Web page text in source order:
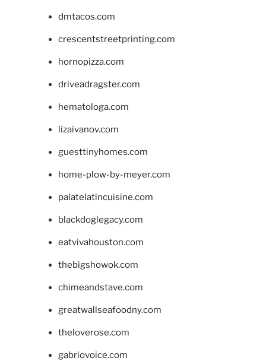
dmtacos.com
crescentstreetprinting.com
hornopizza.com
driveadragster.com
hematologa.com
lizaivanov.com
guesttinyhomes.com
home-plow-by-meyer.com
palatelatincuisine.com
blackdoglegacy.com
eatvivahouston.com
thebigshowok.com
chimeandstave.com
greatwallseafoodny.com
theloverose.com
gabriovoice.com